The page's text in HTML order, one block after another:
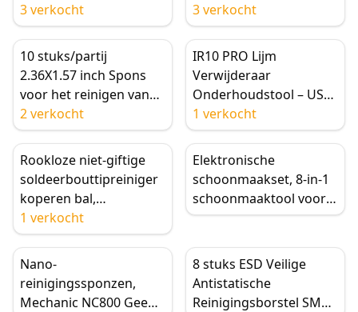
Reinigingsborstelkit
voor Airpods, Camera,
Laptop
3 verkocht
Sponsbal
Reinigingsaccessoires
3 verkocht
10 stuks/partij
2.36X1.57 inch Spons
voor het reinigen van
soldeerboutpunten
2 verkocht
IR10 PRO Lijm
Verwijderaar
Onderhoudstool – USB
Elektrische Reiniger
1 verkocht
Rookloze niet-giftige
soldeerbouttipreiniger
koperen bal,
laspuntreinigingstool,
20g 30g
1 verkocht
Elektronische
schoonmaakset, 8-in-1
schoonmaaktool voor
toetsenbord, mobiel,
laptop, scherm,
verwijdert olie,
vingerafdrukken
Nano-
reinigingssponzen,
Mechanic NC800 Geen
8 stuks ESD Veilige
Antistatische
Reinigingsborstel SMD